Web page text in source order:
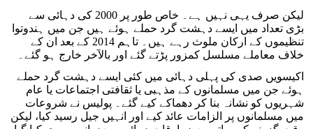
لیکن صرف یہی نہیں ہے۔ خاص طور پر 2000 کی دہائی سے
بڑی تعداد میں ایسے دہشت گرد حملے ہوئے ہیں جن میں ہندوتوا
تنظیموں کے ارکان ملوث رہے ہیں۔ تاہم 2014 کے بعد ان کے
خلاف معاملے مسلسل کمزور پڑتے گئے اور بالآخر خارج ہو گئے۔
اکیسویں صدی کی پہلی دہائی میں کئی ایسے دہشت گرد حملے
ہوئے جن میں مسلمانوں کے مذہبی یا ثقافتی اجتماعات یا عام
شہریوں کو نشانہ بنا کر دھماکے کیے گئے۔ پولیس نے شروعات
میں مسلمانوں پر الزامات عائد کیے اور انہیں جیل رسید کیا، لیکن